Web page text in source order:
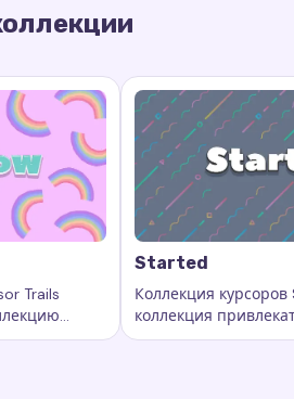
Trails
и флаги, кастомные следы
Started
Коллекция
коллекция
курсорных
Ключевые слова: